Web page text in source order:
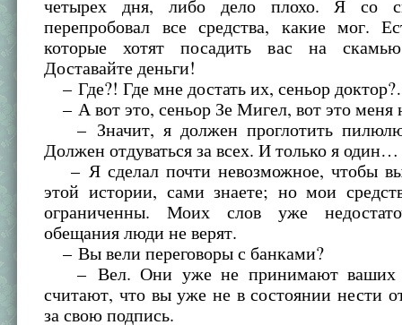
четырех дня, либо дело плохо. Я со
перепробовал все средства, какие мог.
которые хотят посадить вас на
Доставайте деньги!
– Где?! Где мне достать их, сеньор
– А вот это, сеньор Зе Мигел, вот это меня
– Значит, я должен проглотить
Должен отдуваться за всех. И только я один…
– Я сделал почти невозможное, чтобы
этой истории, сами знаете; но мои
ограниченны. Моих слов уже
обещания люди не верят.
– Вы вели переговоры с банками?
– Вел. Они уже не принимают ваших
считают, что вы уже не в состоянии нести
за свою подпись.